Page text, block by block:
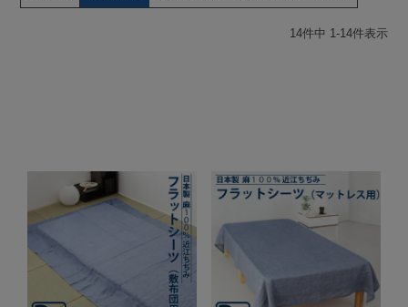
14件中 1-14件表示